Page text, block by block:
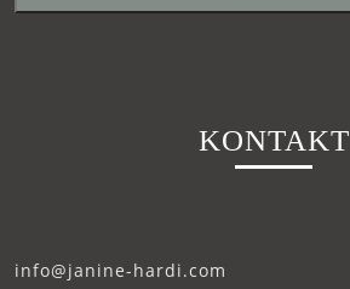
KONTAKT
info@janine-hardi.com